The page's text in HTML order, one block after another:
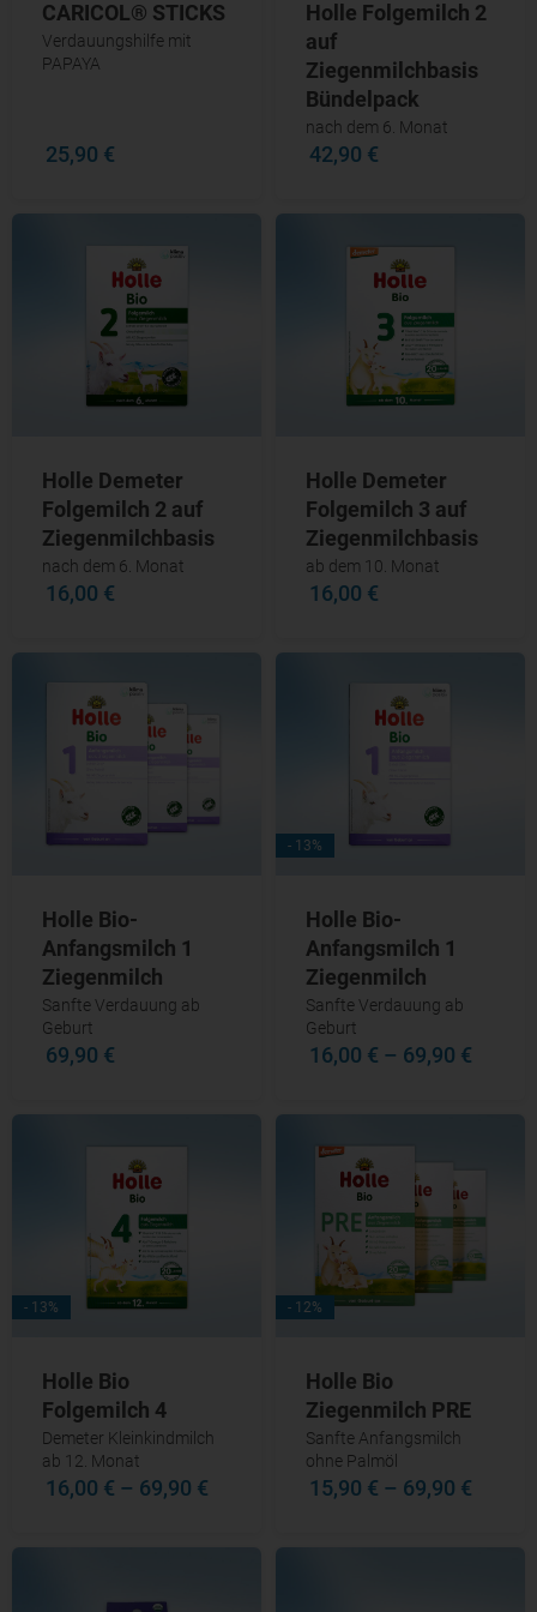
CARICOL® STICKS
Verdauungshilfe mit
PAPAYA
25,90 €
Holle Folgemilch 2
auf
Ziegenmilchbasis
Bündelpack
nach dem 6. Monat
42,90 €
Holle Demeter
Folgemilch 2 auf
Ziegenmilchbasis
nach dem 6. Monat
16,00 €
Holle Demeter
Folgemilch 3 auf
Ziegenmilchbasis
ab dem 10. Monat
16,00 €
Holle Bio-
Anfangsmilch 1
Ziegenmilch
Sanfte Verdauung ab
Geburt
69,90 €
- 13%
Holle Bio-
Anfangsmilch 1
Ziegenmilch
Sanfte Verdauung ab
Geburt
16,00 € – 69,90 €
- 13%
Holle Bio
Folgemilch 4
Demeter Kleinkindmilch
ab 12. Monat
16,00 € – 69,90 €
- 12%
Holle Bio
Ziegenmilch PRE
Sanfte Anfangsmilch
ohne Palmöl
15,90 € – 69,90 €